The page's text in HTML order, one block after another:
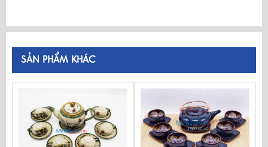
SẢN PHẨM KHÁC